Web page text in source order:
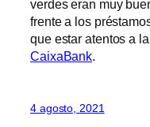
verdes eran muy
frente a los
que estar atentos a
CaixaBank.
4 agosto, 2021